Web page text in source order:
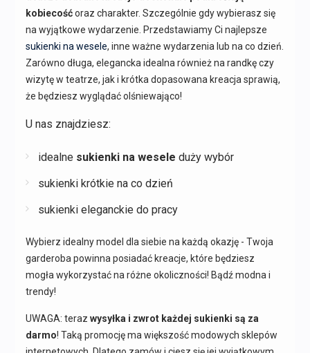
kobiecośćoraz charakter. Szczególnie gdy wybierasz się
na wyjątkowe wydarzenie. Przedstawiamy Ci najlepsze
sukienki na wesele, inne ważne wydarzenia lub na co dzień.
Zarówno długa, elegancka idealna również na randkę czy
wizytę w teatrze, jak i krótka dopasowana kreacja sprawią,
że będziesz wyglądać olśniewająco!
U nas znajdziesz:
idealne sukienki na wesele duży wybór
sukienki krótkie na co dzień
sukienki eleganckie do pracy
Wybierz idealny model dla siebie na każdą okazję - Twoja
garderoba powinna posiadać kreacje, które będziesz
mogła wykorzystać na różne okoliczności! Bądź modna i
trendy!
UWAGA: teraz wysyłka i zwrot każdej sukienki są za
darmo! Taką promocję ma większość modowych sklepów